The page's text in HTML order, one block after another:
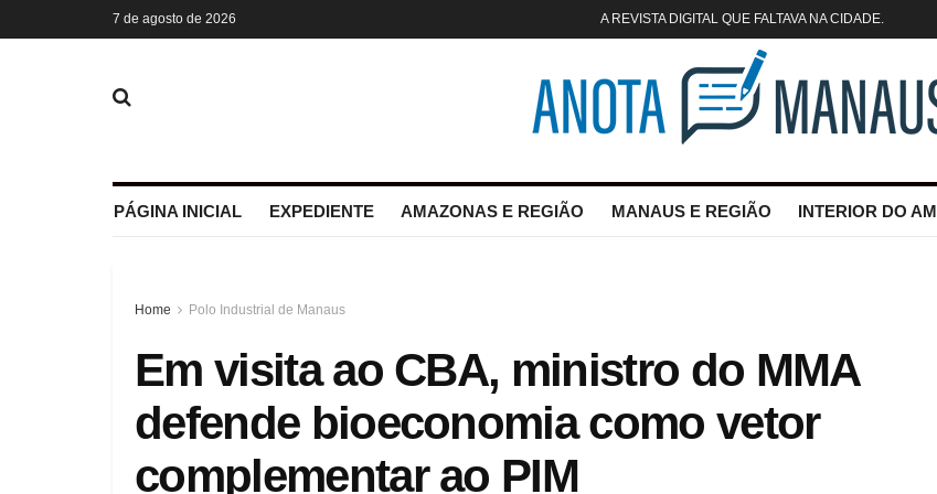
7 de agosto de 2026 A REVISTA DIGITAL QUE FALTAVA NA CIDADE.
PÁGINA INICIAL EXPEDIENTE AMAZONAS E REGIÃO MANAUS E REGIÃO INTERIOR DO AM
Home Polo Industrial de Manaus
Em visita ao CBA, ministro do MMA
defende bioeconomia como vetor
complementar ao PIM